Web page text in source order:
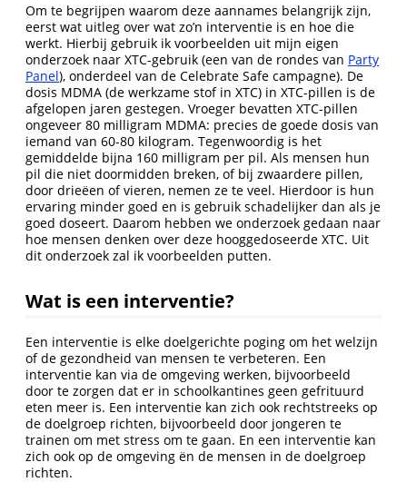
Om te begrijpen waarom deze aannames belangrijk zijn,
eerst wat uitleg over wat zo’n interventie is en hoe die
werkt. Hierbij gebruik ik voorbeelden uit mijn eigen
onderzoek naar XTC-gebruik (een van de rondes van Party
Panel), onderdeel van de Celebrate Safe campagne). De
dosis MDMA (de werkzame stof in XTC) in XTC-pillen is de
afgelopen jaren gestegen. Vroeger bevatten XTC-pillen
ongeveer 80 milligram MDMA: precies de goede dosis van
iemand van 60-80 kilogram. Tegenwoordig is het
gemiddelde bijna 160 milligram per pil. Als mensen hun
pil die niet doormidden breken, of bij zwaardere pillen,
door drieëen of vieren, nemen ze te veel. Hierdoor is hun
ervaring minder goed en is gebruik schadelijker dan als je
goed doseert. Daarom hebben we onderzoek gedaan naar
hoe mensen denken over deze hooggedoseerde XTC. Uit
dit onderzoek zal ik voorbeelden putten.
Wat is een interventie?
Een interventie is elke doelgerichte poging om het welzijn
of de gezondheid van mensen te verbeteren. Een
interventie kan via de omgeving werken, bijvoorbeeld
door te zorgen dat er in schoolkantines geen gefrituurd
eten meer is. Een interventie kan zich ook rechtstreeks op
de doelgroep richten, bijvoorbeeld door jongeren te
trainen om met stress om te gaan. En een interventie kan
zich ook op de omgeving ën de mensen in de doelgroep
richten.